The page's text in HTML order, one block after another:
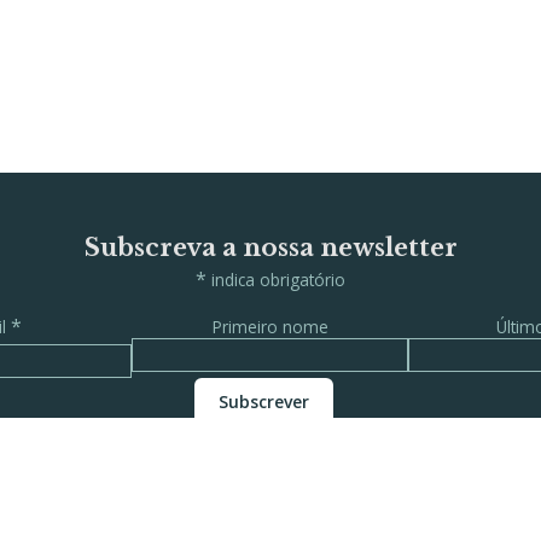
Subscreva a nossa newsletter
* indica obrigatório
* Primeiro nome